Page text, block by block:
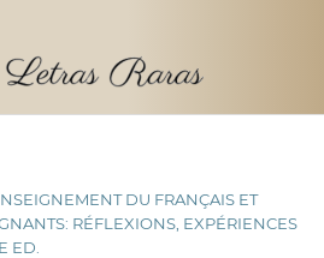
DU FRANÇAIS ET
RÉFLEXIONS, EXPÉRIENCES
ED.